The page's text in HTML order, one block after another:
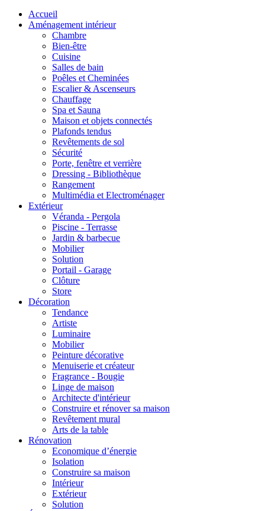
Accueil
Aménagement intérieur
Chambre
Bien-être
Cuisine
Salles de bain
Poêles et Cheminées
Escalier & Ascenseurs
Chauffage
Spa et Sauna
Maison et objets connectés
Plafonds tendus
Revêtements de sol
Sécurité
Porte, fenêtre et verrière
Dressing - Bibliothèque
Rangement
Multimédia et Electroménager
Extérieur
Véranda - Pergola
Piscine - Terrasse
Jardin & barbecue
Mobilier
Solution
Portail - Garage
Clôture
Store
Décoration
Tendance
Artiste
Luminaire
Mobilier
Peinture décorative
Menuiserie et créateur
Fragrance - Bougie
Linge de maison
Architecte d'intérieur
Construire et rénover sa maison
Revêtement mural
Arts de la table
Rénovation
Economique d’énergie
Isolation
Construire sa maison
Intérieur
Extérieur
Solution